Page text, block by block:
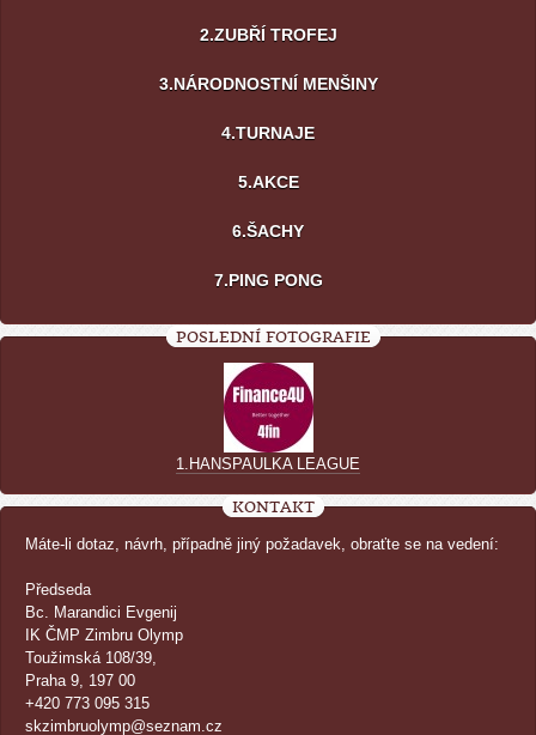
2.ZUBŘÍ TROFEJ
3.NÁRODNOSTNÍ MENŠINY
4.TURNAJE
5.AKCE
6.ŠACHY
7.PING PONG
POSLEDNÍ FOTOGRAFIE
1.HANSPAULKA LEAGUE
KONTAKT
Máte-li dotaz, návrh, případně jiný požadavek, obraťte se na vedení:
Předseda
Bc. Marandici Evgenij
IK ČMP Zimbru Olymp
Toužimská 108/39,
Praha 9, 197 00
+420 773 095 315
skzimbruolymp@seznam.cz